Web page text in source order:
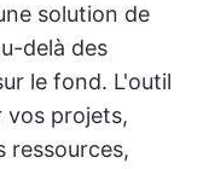
solution de
delà des
le fond. L'outil
vos projets,
ressources,